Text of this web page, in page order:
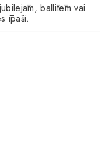
ballītēm vai
īpaši.